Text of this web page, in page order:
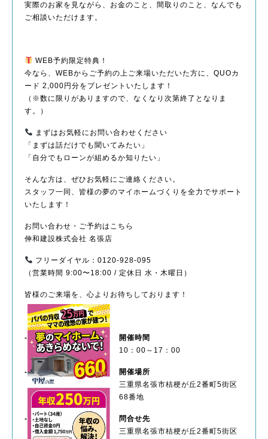
実際のお家を見ながら、お金のこと、間取りのこと、なんでも
ご相談いただけます。
WEB予約限定特典！
今なら、WEBからご予約の上ご来場いただいた方に、QUOカ
ード 2,000円分をプレゼントいたします！
（※数に限りがありますので、なくなり次第終了となりま
す。）
まずはお気軽にお問い合わせください
「まずは話だけでも聞いてみたい」
「自分でもローンが組めるか知りたい」
そんな方は、ぜひお気軽にご連絡ください。
スタッフ一同、皆様の夢のマイホームづくりを全力でサポート
いたします！
お問い合わせ・ご予約はこちら
伸和建設株式会社 名張店
フリーダイヤル：0120-928-095
（営業時間 9:00〜18:00 / 定休日 水・木曜日）
皆様のご来場を、心よりお待ちしております！
開催時間
10：00～17：00
開催場所
三重県名張市桔梗が丘2番町5街区
68番地
問合せ先
三重県名張市桔梗が丘2番町5街区